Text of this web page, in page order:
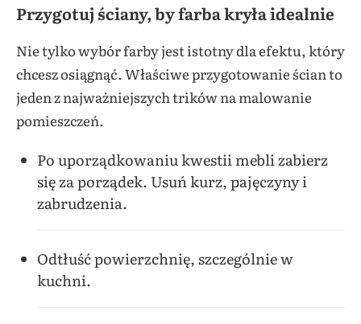
Przygotuj ściany, by farba kryła idealnie
Nie tylko wybór farby jest istotny dla efektu, który
chcesz osiągnąć. Właściwe przygotowanie ścian to
jeden z najważniejszych trików na malowanie
pomieszczeń.
Po uporządkowaniu kwestii mebli zabierz
się za porządek. Usuń kurz, pajęczyny i
zabrudzenia.
Odtłuść powierzchnię, szczególnie w
kuchni.